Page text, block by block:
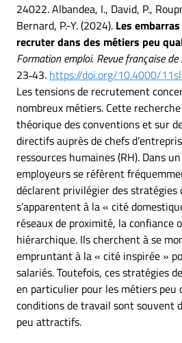
24022. Albandea, I., David, P.,
Bernard, P.-Y. (2024). Les
recruter dans des métiers peu
Formation emploi. Revue française de
23‑43. https://doi.org/10.4000/
Les tensions de recrutement
nombreux métiers. Cette
théorique des conventions et sur
directifs auprès de chefs
ressources humaines (RH). Dans
employeurs se réfèrent
déclarent privilégier des
s’apparentent à la « cité
réseaux de proximité, la confiance
hiérarchique. Ils cherchent à se
empruntant à la « cité inspirée »
salariés. Toutefois, ces stratégies
en particulier pour les métiers peu
conditions de travail sont souvent
peu attractifs.